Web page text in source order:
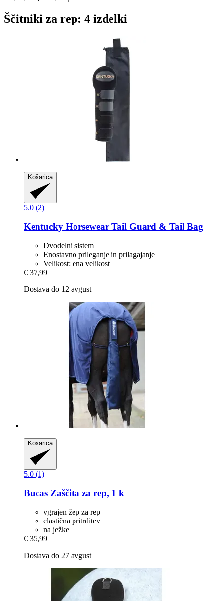
Ščitniki za rep: 4 izdelki
Košarica
5.0 (2)
Kentucky Horsewear Tail Guard & Tail Bag
Dvodelni sistem
Enostavno prileganje in prilagajanje
Velikost: ena velikost
€ 37,99
Dostava do 12 avgust
Košarica
5.0 (1)
Bucas Zaščita za rep, 1 k
vgrajen žep za rep
elastična pritrditev
na ježke
€ 35,99
Dostava do 27 avgust